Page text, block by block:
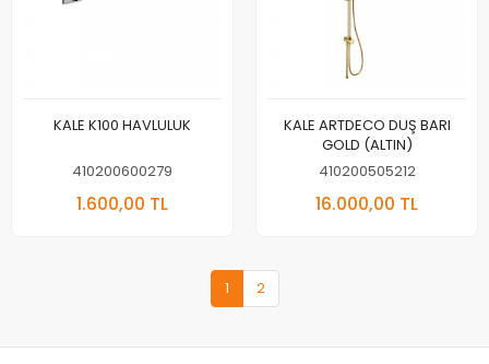
KALE K100 HAVLULUK
410200600279
1.600,00 TL
KALE ARTDECO DUŞ BARI
GOLD (ALTIN)
410200505212
16.000,00 TL
1 2